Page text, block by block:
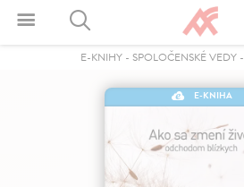
E-KNIHY- SPOLOČENSKÉ VEDY-
E-KNIHA